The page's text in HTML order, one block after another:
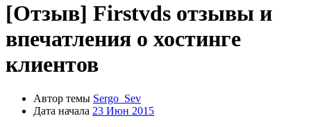
[Отзыв] Firstvds отзывы и
впечатления о хостинге
клиентов
Автор темы Sergo_Sev
Дата начала 23 Июн 2015